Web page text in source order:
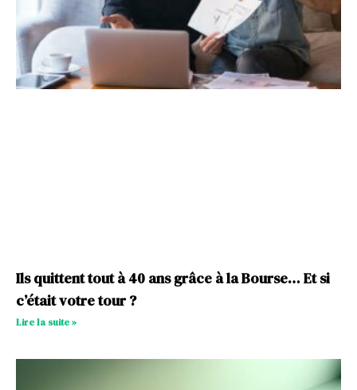
Ils quittent tout à 40 ans grâce à la Bourse… Et si
c’était votre tour ?
Lire la suite »